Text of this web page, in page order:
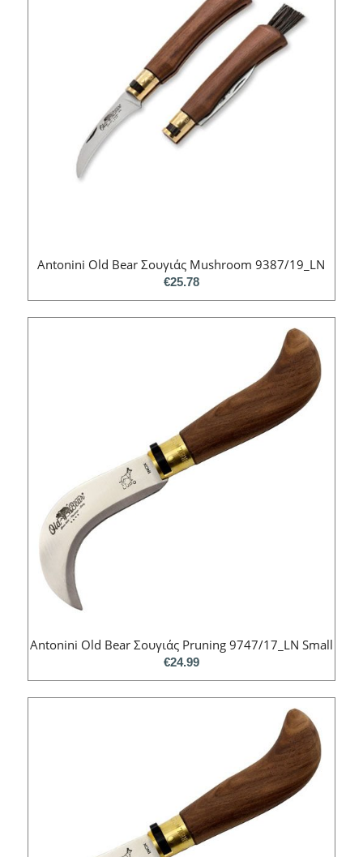
Antonini Old Bear Σουγιάς Mushroom 9387/19_LN
€25.78
Antonini Old Bear Σουγιάς Pruning 9747/17_LN Small
€24.99